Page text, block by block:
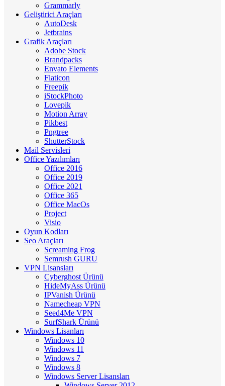
Grammarly
Geliştirici Araçları
AutoDesk
Jetbrains
Grafik Araçları
Adobe Stock
Brandpacks
Envato Elements
Flaticon
Freepik
iStockPhoto
Lovepik
Motion Array
Pikbest
Pngtree
ShutterStock
Mail Servisleri
Office Yazılımları
Office 2016
Office 2019
Office 2021
Office 365
Office MacOs
Project
Visio
Oyun Kodları
Seo Araçları
Screaming Frog
Semrush GURU
VPN Lisansları
Cyberghost Ürünü
HideMyAss Ürünü
IPVanish Ürünü
Namecheap VPN
Seed4Me VPN
SurfShark Ürünü
Windows Lisanları
Windows 10
Windows 11
Windows 7
Windows 8
Windows Server Lisansları